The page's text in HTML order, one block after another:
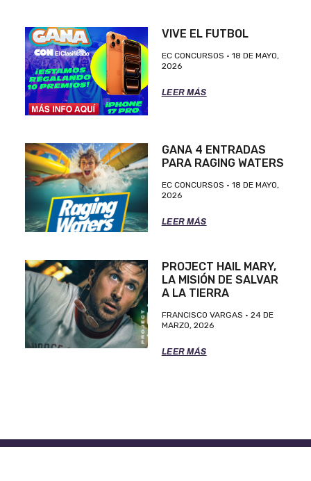
VIVE EL FUTBOL
EC CONCURSOS
18 DE MAYO,
2026
LEER MÁS
GANA 4 ENTRADAS
PARA RAGING WATERS
EC CONCURSOS
18 DE MAYO,
2026
LEER MÁS
PROJECT HAIL MARY,
LA MISIÓN DE SALVAR
A LA TIERRA
FRANCISCO VARGAS
24 DE
MARZO, 2026
LEER MÁS